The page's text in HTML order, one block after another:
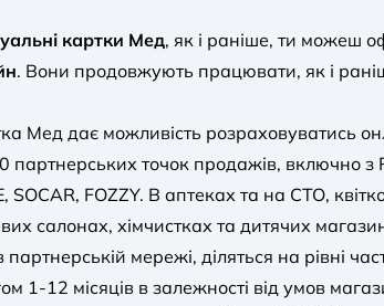
картки Мед, як і раніше, ти можеш
. Вони продовжують працювати, як і
Мед дає можливість розраховуватись
партнерських точок продажів, включно з
SOCAR, FOZZY. В аптеках та на СТО,
салонах, хімчистках та дитячих
партнерській мережі, діляться на рівні
1-12 місяців в залежності від умов